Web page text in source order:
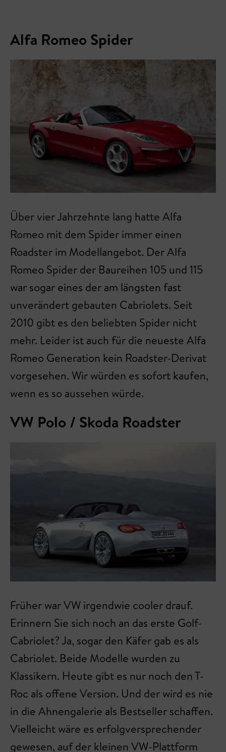
Alfa Romeo Spider
Über vier Jahrzehnte lang hatte Alfa
Romeo mit dem Spider immer einen
Roadster im Modellangebot. Der Alfa
Romeo Spider der Baureihen 105 und 115
war sogar eines der am längsten fast
unverändert gebauten Cabriolets. Seit
2010 gibt es den beliebten Spider nicht
mehr. Leider ist auch für die neueste Alfa
Romeo Generation kein Roadster-Derivat
vorgesehen. Wir würden es sofort kaufen,
wenn es so aussehen würde.
VW Polo / Skoda Roadster
Früher war VW irgendwie cooler drauf.
Erinnern Sie sich noch an das erste Golf-
Cabriolet? Ja, sogar den Käfer gab es als
Cabriolet. Beide Modelle wurden zu
Klassikern. Heute gibt es nur noch den T-
Roc als offene Version. Und der wird es nie
in die Ahnengalerie als Bestseller schaffen.
Vielleicht wäre es erfolgversprechender
gewesen, auf der kleinen VW-Plattform